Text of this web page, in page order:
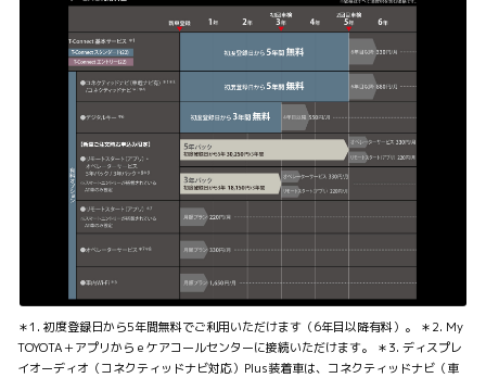
＊1. 初度登録日から5年間無料でご利用いただけます（6年目以降有料）。 ＊2. My
TOYOTA＋アプリからｅケアコールセンターに接続いただけます。 ＊3. ディスプレ
イオーディオ（コネクティッドナビ対応）Plus装着車は、コネクティッドナビ（車